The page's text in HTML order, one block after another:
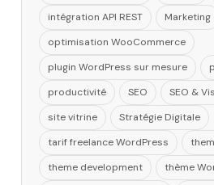
intégration API REST
Marketing
optimisation WooCommerce
plugin WordPress sur mesure
productivité
SEO SEO &
site vitrine
Stratégie Digitale
tarif freelance WordPress
theme development
thème